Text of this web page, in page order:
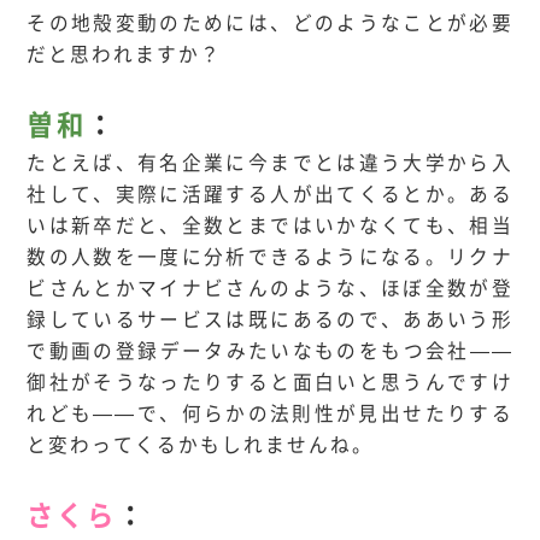
その地殻変動のためには、どのようなことが必要
だと思われますか？
曽和 ：
たとえば、有名企業に今までとは違う大学から入
社して、実際に活躍する人が出てくるとか。ある
いは新卒だと、全数とまではいかなくても、相当
数の人数を一度に分析できるようになる。リクナ
ビさんとかマイナビさんのような、ほぼ全数が登
録しているサービスは既にあるので、ああいう形
で動画の登録データみたいなものをもつ会社——
御社がそうなったりすると面白いと思うんですけ
れども——で、何らかの法則性が見出せたりする
と変わってくるかもしれませんね。
さくら ：